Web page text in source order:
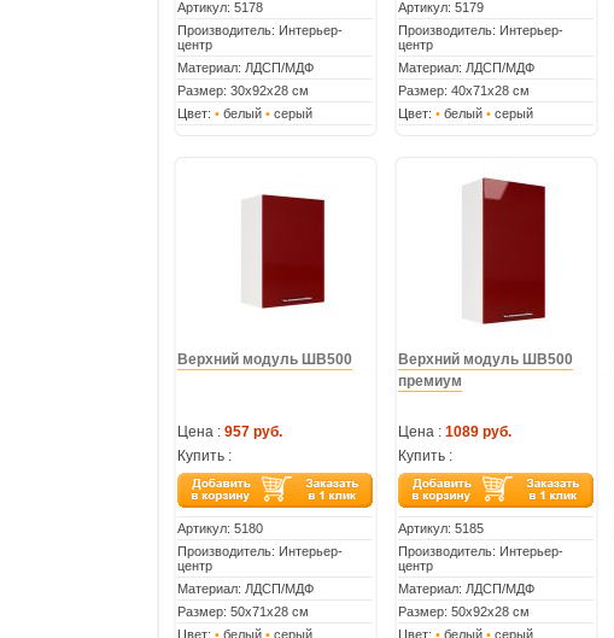
Артикул: 5178
Производитель: Интерьер-
центр
Материал: ЛДСП/МДФ
Размер: 30х92х28 см
Цвет: •белый •серый
Артикул: 5179
Производитель: Интерьер-
центр
Материал: ЛДСП/МДФ
Размер: 40х71х28 см
Цвет: •белый •серый
Верхний модуль ШВ500
Цена : 957 руб.
Купить :
Артикул: 5180
Производитель: Интерьер-
центр
Материал: ЛДСП/МДФ
Размер: 50х71х28 см
Цвет: •белый •серый
Верхний модуль ШВ500
премиум
Цена : 1089 руб.
Купить :
Артикул: 5185
Производитель: Интерьер-
центр
Материал: ЛДСП/МДФ
Размер: 50х92х28 см
Цвет: •белый •серый